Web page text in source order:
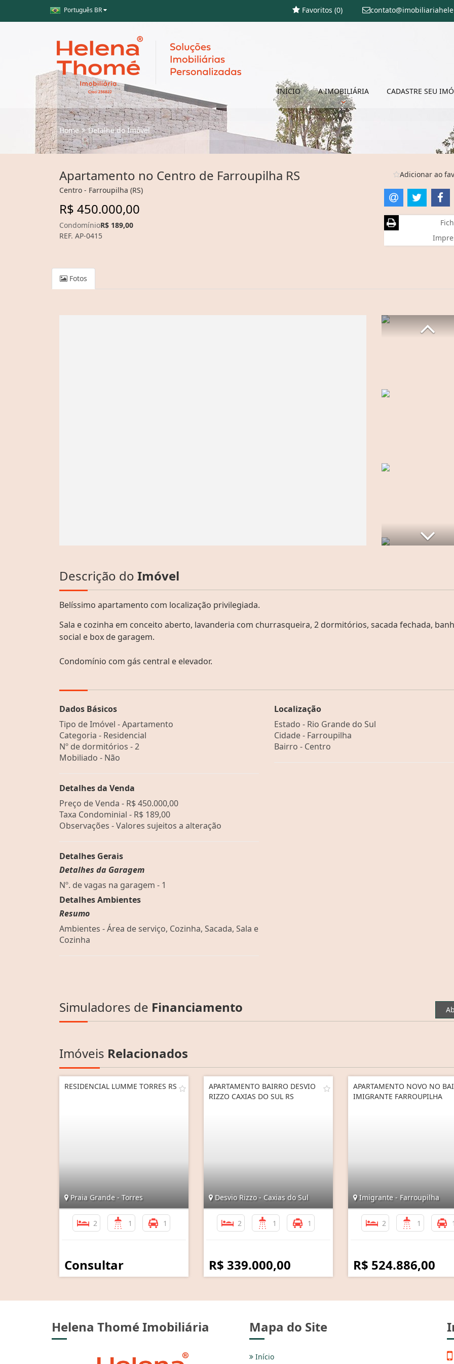
Português BR Favoritos (0)
INÍCIO A IMOBILIÁRIA CADASTRE SEU
Home Detalhe do Imóvel
Apartamento no Centro de Farroupilha RS
Centro - Farroupilha (RS)
R$ 450.000,00
CondomínioR$ 189,00
REF. AP-0415
Adicionar ao
Fotos
Descrição do Imóvel
Belíssimo apartamento com localização privilegiada.
Sala e cozinha em conceito aberto, lavanderia com churrasqueira, 2 dormitórios, sacada fechada,
social e box de garagem.
Condomínio com gás central e elevador.
Dados Básicos
Tipo de Imóvel - Apartamento
Categoria - Residencial
Nº de dormitórios - 2
Mobiliado - Não
Detalhes da Venda
Preço de Venda - R$ 450.000,00
Taxa Condominial - R$ 189,00
Observações - Valores sujeitos a alteração
Detalhes Gerais
Detalhes da Garagem
Nº. de vagas na garagem - 1
Detalhes Ambientes
Resumo
Ambientes - Área de serviço, Cozinha, Sacada, Sala e
Cozinha
Localização
Estado - Rio Grande do Sul
Cidade - Farroupilha
Bairro - Centro
Simuladores de Financiamento
Imóveis Relacionados
RESIDENCIAL LUMME TORRES RS
Praia Grande - Torres
2 1 1
Consultar
APARTAMENTO BAIRRO DESVIO
RIZZO CAXIAS DO SUL RS
Desvio Rizzo - Caxias do Sul
2 1 1
R$ 339.000,00
APARTAMENTO NOVO NO
IMIGRANTE FARROUPILHA
Imigrante - Farroupilha
2 1
R$ 524.886,00
Helena Thomé Imobiliária Mapa do Site
Início